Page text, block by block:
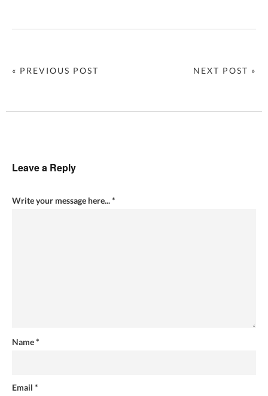
NEXT POST »
« PREVIOUS POST
Leave a Reply
Write your message here...*
Name*
Email *